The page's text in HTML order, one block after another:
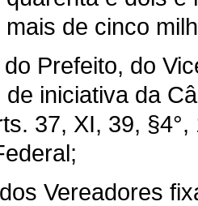
de cinco
Prefeito, do
iniciativa da
37, XI, 39,
Vereadores